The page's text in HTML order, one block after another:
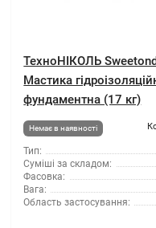
ТехноНІКОЛЬ
Мастика
фундаментна (17 кг)
Немає в наявності
Тип:
Суміші за складом:
Фасовка:
Вага:
Область застосування: